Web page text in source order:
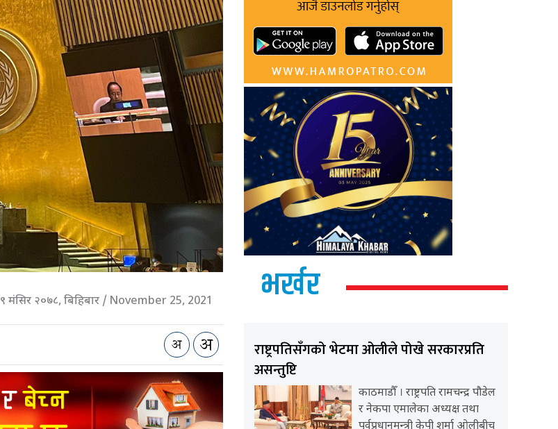
९ मंसिर २०७८, बिहिबार / November 25, 2021 भर्खर
राष्ट्रपतिसँगको भेटमा ओलीले पोखे सरकारप्रति
असन्तुष्टि
काठमाडौँ । राष्ट्रपति रामचन्द्र पौडेल
र नेकपा एमालेका अध्यक्ष तथा